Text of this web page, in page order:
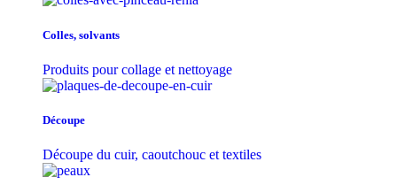
Colles, solvants
Produits pour collage et nettoyage
Découpe
Découpe du cuir, caoutchouc et textiles